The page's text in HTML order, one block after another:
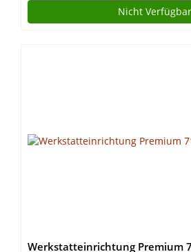
Nicht Verfügbar
Werkstatteinrichtung Premium